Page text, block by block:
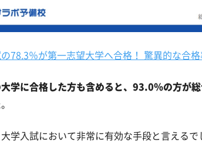
78.3％が第一志望大学へ合格！ 驚異的な合
学に合格した方も含めると、93.0％の方が
学入試において非常に有効な手段と言えるで